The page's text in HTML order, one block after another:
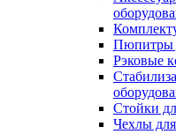
Пюпитры
Рэковые
Стойки
Чехлы